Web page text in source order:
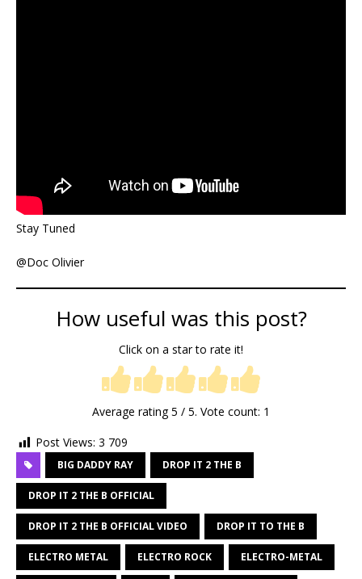
Stay Tuned
@Doc Olivier
How useful was this post?
Click on a star to rate it!
Average rating5 / 5. Vote count: 1
Post Views: 3 709
BIG DADDY RAY DROP IT 2 THE B
DROP IT 2 THE B OFFICIAL
DROP IT 2 THE B OFFICIAL VIDEO DROP IT TO THE B
ELECTRO METAL ELECTRO ROCK ELECTRO-METAL